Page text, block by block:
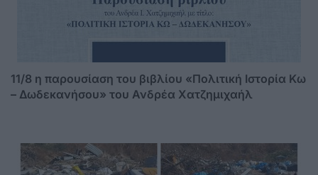
11/8 η παρουσίαση του βιβλίου «Πολιτική Ιστορία Κω
– Δωδεκανήσου» του Ανδρέα Χατζημιχαήλ